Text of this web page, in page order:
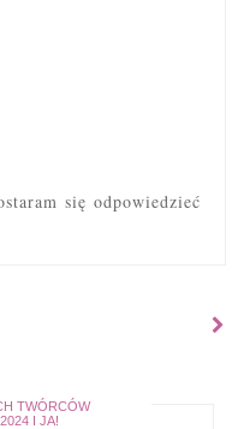
się odpowiedzieć
TWÓRCÓW
I JA!